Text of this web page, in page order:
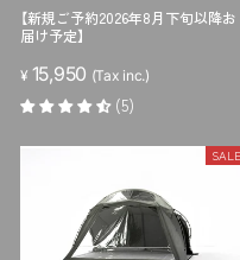
【新規ご予約2026年8月下旬以降お
届け予定】
¥ 15,950 (Tax inc.)
(5)
SALE